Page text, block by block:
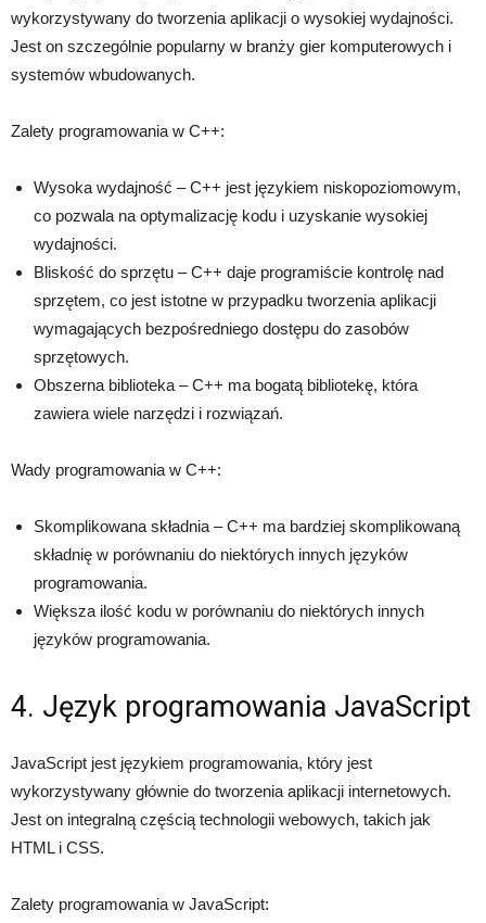
wykorzystywany do tworzenia aplikacji o wysokiej wydajności.
Jest on szczególnie popularny w branży gier komputerowych i
systemów wbudowanych.
Zalety programowania w C++:
Wysoka wydajność – C++ jest językiem niskopoziomowym,
co pozwala na optymalizację kodu i uzyskanie wysokiej
wydajności.
Bliskość do sprzętu – C++ daje programiście kontrolę nad
sprzętem, co jest istotne w przypadku tworzenia aplikacji
wymagających bezpośredniego dostępu do zasobów
sprzętowych.
Obszerna biblioteka – C++ ma bogatą bibliotekę, która
zawiera wiele narzędzi i rozwiązań.
Wady programowania w C++:
Skomplikowana składnia – C++ ma bardziej skomplikowaną
składnię w porównaniu do niektórych innych języków
programowania.
Większa ilość kodu w porównaniu do niektórych innych
języków programowania.
4. Język programowania JavaScript
JavaScript jest językiem programowania, który jest
wykorzystywany głównie do tworzenia aplikacji internetowych.
Jest on integralną częścią technologii webowych, takich jak
HTML i CSS.
Zalety programowania w JavaScript: